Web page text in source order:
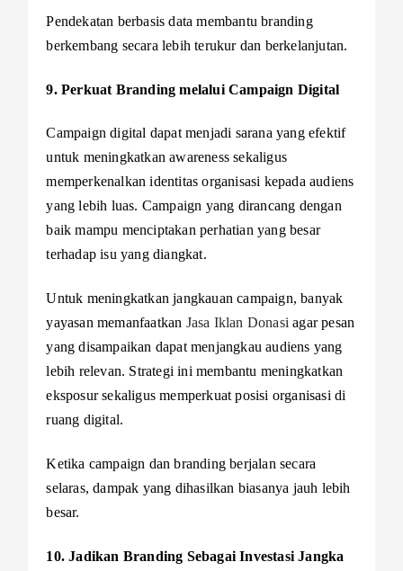
Pendekatan berbasis data membantu branding
berkembang secara lebih terukur dan berkelanjutan.
9. Perkuat Branding melalui Campaign Digital
Campaign digital dapat menjadi sarana yang efektif
untuk meningkatkan awareness sekaligus
memperkenalkan identitas organisasi kepada audiens
yang lebih luas. Campaign yang dirancang dengan
baik mampu menciptakan perhatian yang besar
terhadap isu yang diangkat.
Untuk meningkatkan jangkauan campaign, banyak
yayasan memanfaatkan Jasa Iklan Donasi agar pesan
yang disampaikan dapat menjangkau audiens yang
lebih relevan. Strategi ini membantu meningkatkan
eksposur sekaligus memperkuat posisi organisasi di
ruang digital.
Ketika campaign dan branding berjalan secara
selaras, dampak yang dihasilkan biasanya jauh lebih
besar.
10. Jadikan Branding Sebagai Investasi Jangka